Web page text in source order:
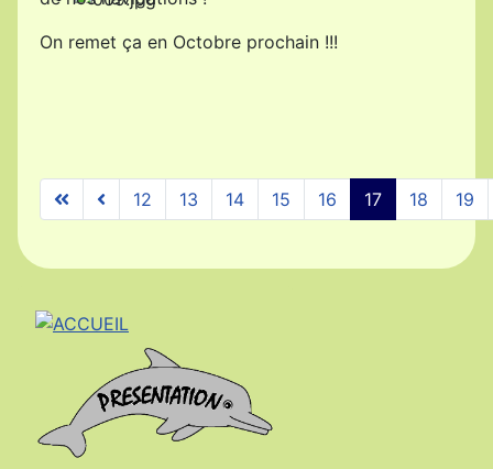
On remet ça en Octobre prochain !!!
12 13 14 15 16 17 18 19